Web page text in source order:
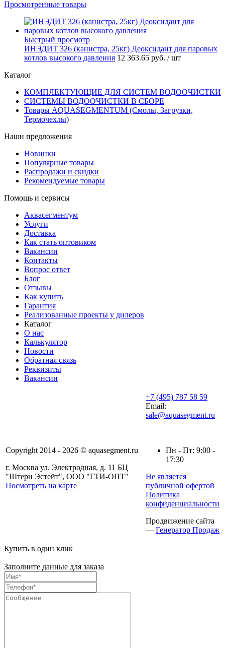
Просмотренные товары
Быстрый просмотр
ИНЭДИТ 326 (канистра, 25кг) Деоксидант для паровых
котлов высокого давления 12 363.65 руб. / шт
Каталог
КОМПЛЕКТУЮЩИЕ ДЛЯ СИСТЕМ ВОДООЧИСТКИ
СИСТЕМЫ ВОДООЧИСТКИ В СБОРЕ
Товары AQUASEGMENTUM (Смолы, Загрузки,
Термочехлы)
Наши предложения
Новинки
Популярные товары
Распродажи и скидки
Рекомендуемые товары
Помощь и сервисы
Аквасегментум
Услуги
Доставка
Как стать оптовиком
Вакансии
Контакты
Вопрос ответ
Блог
Отзывы
Как купить
Гарантия
Реализованные проекты у дилеров
Каталог
О нас
Калькулятор
Новости
Обратная связь
Реквизиты
Вакансии
Copyright 2014 - 2026 © aquasegment.ru
г. Москва ул. Электродная, д. 11 БЦ
"Штерн Эстейт", ООО "ГТИ-ОПТ"
Посмотреть на карте
+7 (495) 787 58 59
Email:
sale@aquasegment.ru
Пн - Пт: 9:00 -
17:30
Не является
публичной офертой
Политика
конфиденциальности
Продвижение сайта
— Генератор Продаж
Купить в один клик
Заполните данные для заказа